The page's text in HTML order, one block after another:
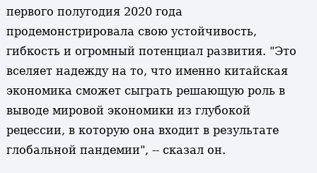
первого полугодия 2020 года
продемонстрировала свою устойчивость,
гибкость и огромный потенциал развития. "Это
вселяет надежду на то, что именно китайская
экономика сможет сыграть решающую роль в
выводе мировой экономики из глубокой
рецессии, в которую она входит в результате
глобальной пандемии", -- сказал он.